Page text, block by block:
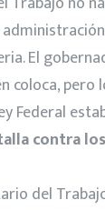
El
coloca, pero
Federal
contra
del